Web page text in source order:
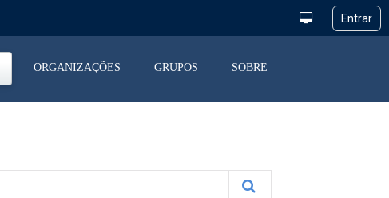
ORGANIZAÇÕES GRUPOS SOBRE